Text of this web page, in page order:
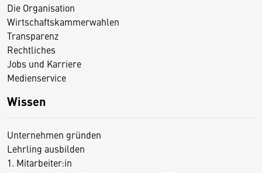
Die Organisation
Wirtschaftskammerwahlen
Transparenz
Rechtliches
Jobs und Karriere
Medienservice
Wissen
Unternehmen gründen
Lehrling ausbilden
1. Mitarbeiter:in